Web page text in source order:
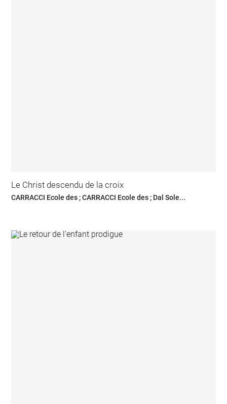
Le Christ descendu de la croix
CARRACCI Ecole des ; CARRACCI Ecole des ; Dal Sole...